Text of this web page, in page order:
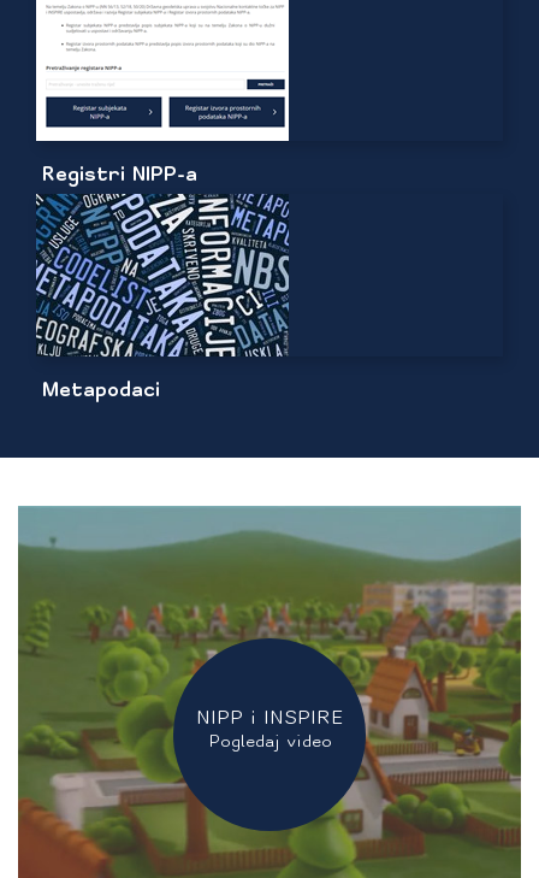
Registri NIPP-a
Metapodaci
NIPP i INSPIRE
Pogledaj video